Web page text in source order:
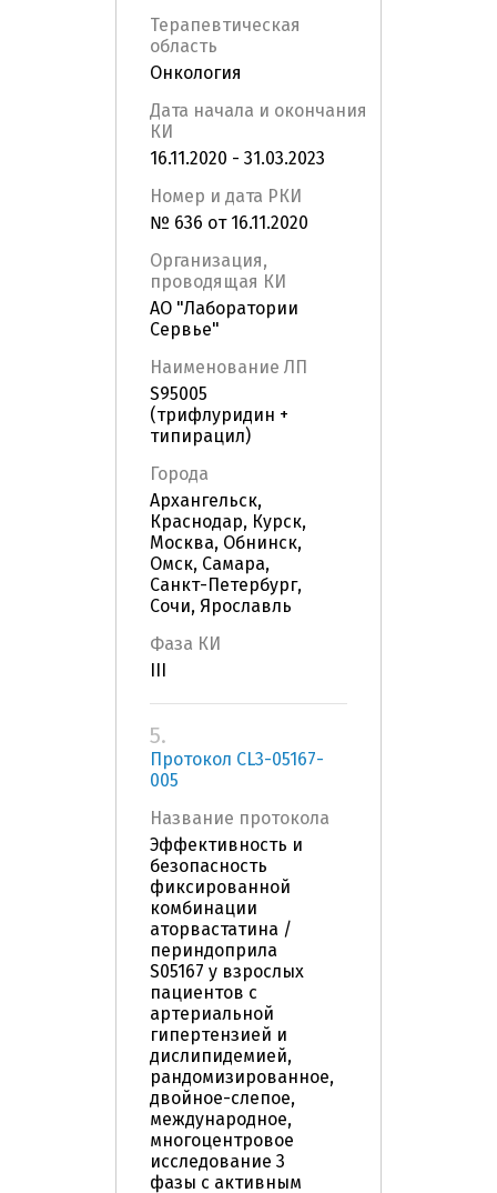
Терапевтическая
область
Онкология
Дата начала и окончания
КИ
16.11.2020 - 31.03.2023
Номер и дата РКИ
№ 636 от 16.11.2020
Организация,
проводящая КИ
АО "Лаборатории
Сервье"
Наименование ЛП
S95005
(трифлуридин +
типирацил)
Города
Архангельск,
Краснодар, Курск,
Москва, Обнинск,
Омск, Самара,
Санкт-Петербург,
Сочи, Ярославль
Фаза КИ
5.
Протокол CL3-05167-
005
Название протокола
Эффективность и
безопасность
фиксированной
комбинации
аторвастатина /
периндоприла
S05167 у взрослых
пациентов с
артериальной
гипертензией и
дислипидемией,
рандомизированное,
двойное-слепое,
международное,
многоцентровое
исследование 3
фазы с активным